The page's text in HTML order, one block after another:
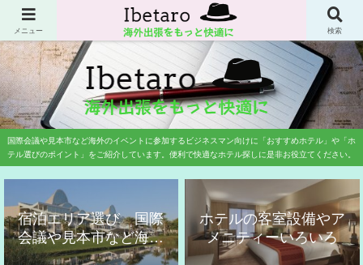
業務渡航専門の旅行会社に20年勤務歴した旅行のプロが国際会議や国際学会、
展示会、見本市などのイベント参加者にお勧めのホテルをご紹介しています。
国際会議や見本市など海外のイベントに参加するビジネスマン向けに「おすすめホテル」や「ホ
テル選びのポイント」をご紹介しています。便利で快適なホテル探しに是非お役立てください。
宿泊エリア選び 国際
会議や見本市など海外
出張用
ホテルの客室設備やア
メニティーいろいろ
メニュー 検索